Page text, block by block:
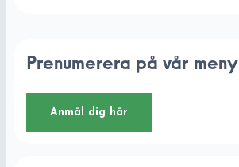
Prenumerera på vår meny
Anmäl dig här